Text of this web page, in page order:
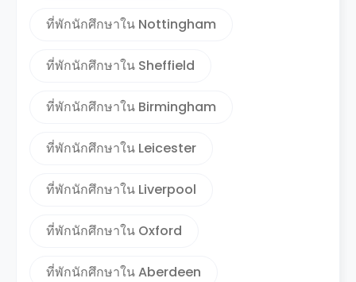
ที่พักนักศึกษาใน Nottingham
ที่พักนักศึกษาใน Sheffield
ที่พักนักศึกษาใน Birmingham
ที่พักนักศึกษาใน Leicester
ที่พักนักศึกษาใน Liverpool
ที่พักนักศึกษาใน Oxford
ที่พักนักศึกษาใน Aberdeen